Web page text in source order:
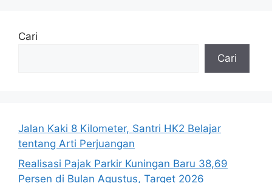
Cari
Cari
Jalan Kaki 8 Kilometer, Santri HK2 Belajar
tentang Arti Perjuangan
Realisasi Pajak Parkir Kuningan Baru 38,69
Persen di Bulan Agustus, Target 2026